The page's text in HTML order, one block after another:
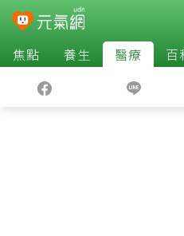
焦點 養生 醫療 百